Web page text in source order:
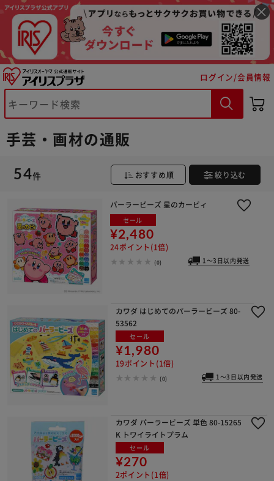
ログイン/会員情報
手芸・画材の通販
54件 おすすめ順 絞り込む
パーラービーズ 星のカービィ
セール
¥2,480
24ポイント(1倍)
(0) 1～3日以内発送
カワダ はじめてのパーラービーズ 80-
53562
セール
¥1,980
19ポイント(1倍)
(0) 1～3日以内発送
カワダ パーラービーズ 単色 80-15265
K トワイライトプラム
セール
¥270
2ポイント(1倍)
※ご確認ください
カートに入れる 購入手続きへ